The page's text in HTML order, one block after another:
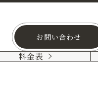
お問い合わせ
料金表